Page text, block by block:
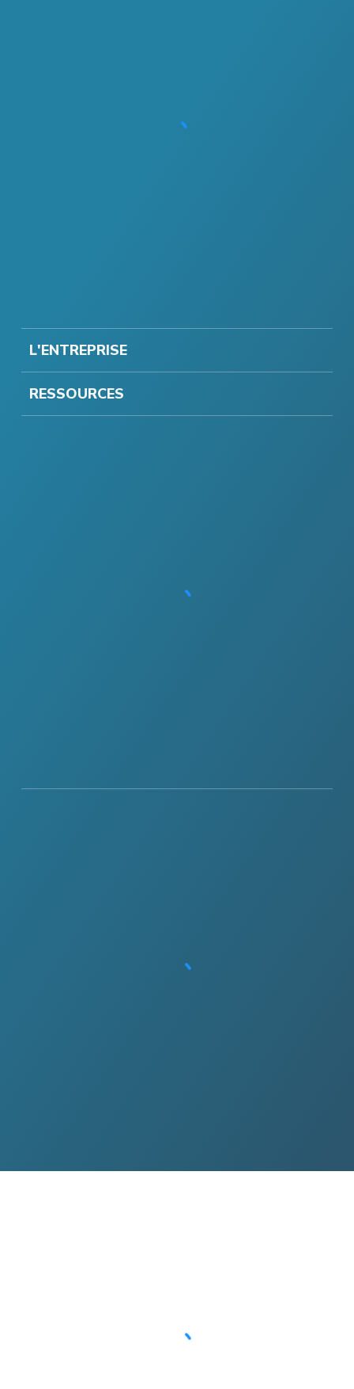
L'ENTREPRISE
RESSOURCES